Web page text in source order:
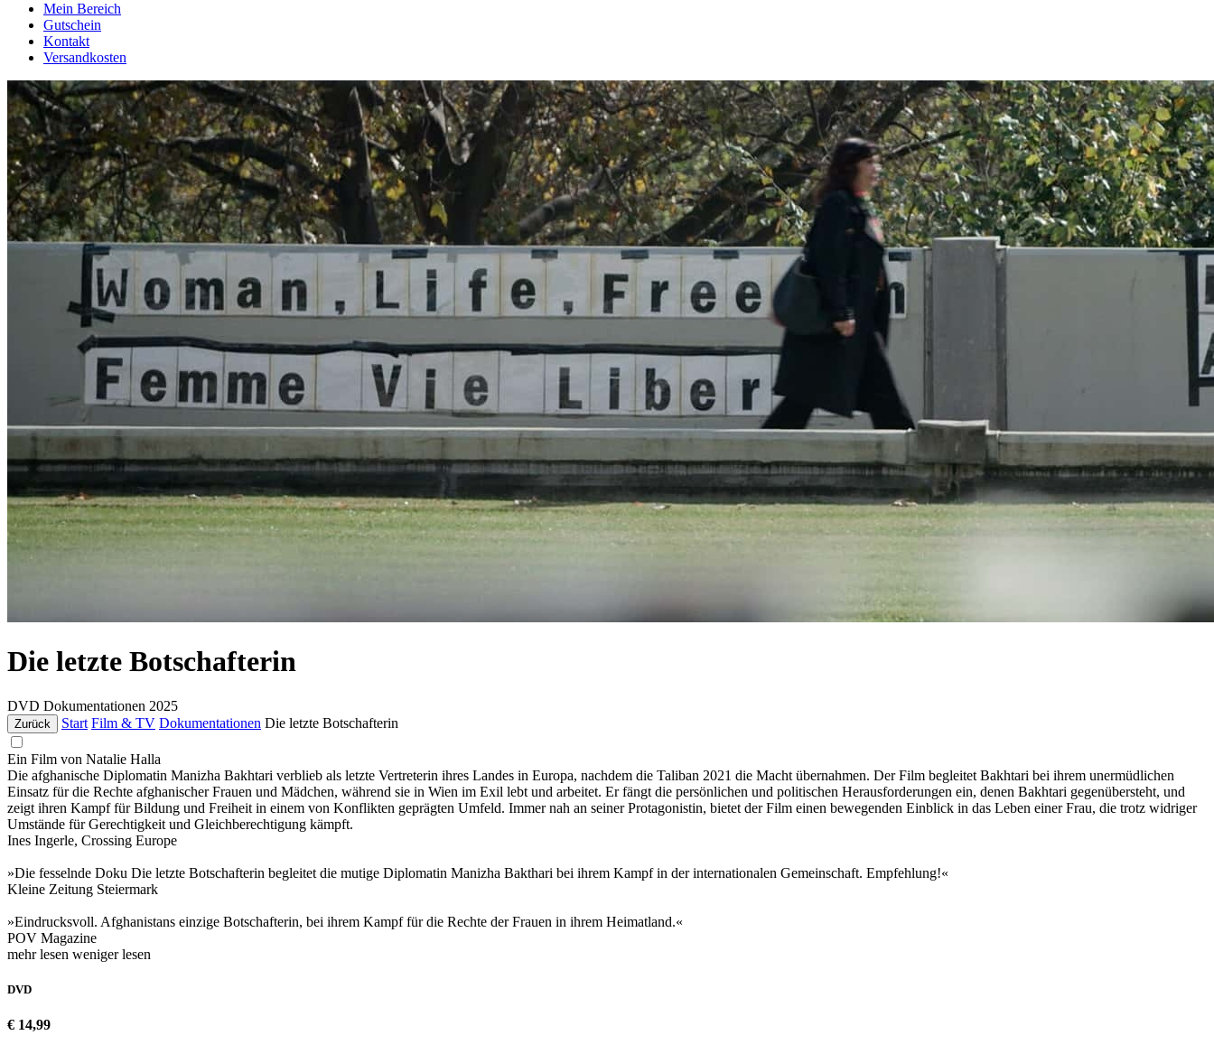
Mein Bereich
Gutschein
Kontakt
Versandkosten
Die letzte Botschafterin
DVD Dokumentationen 2025
Zurück Start Film & TV Dokumentationen Die letzte Botschafterin
Ein Film von Natalie Halla
Die afghanische Diplomatin Manizha Bakhtari verblieb als letzte Vertreterin ihres Landes in Europa, nachdem die Taliban 2021 die Macht übernahmen. Der Film begleitet Bakhtari bei ihrem unermüdlichen
Einsatz für die Rechte afghanischer Frauen und Mädchen, während sie in Wien im Exil lebt und arbeitet. Er fängt die persönlichen und politischen Herausforderungen ein, denen Bakhtari gegenübersteht, und
zeigt ihren Kampf für Bildung und Freiheit in einem von Konflikten geprägten Umfeld. Immer nah an seiner Protagonistin, bietet der Film einen bewegenden Einblick in das Leben einer Frau, die trotz widriger
Umstände für Gerechtigkeit und Gleichberechtigung kämpft.
Ines Ingerle, Crossing Europe
»Die fesselnde Doku Die letzte Botschafterin begleitet die mutige Diplomatin Manizha Bakthari bei ihrem Kampf in der internationalen Gemeinschaft. Empfehlung!«
Kleine Zeitung Steiermark
»Eindrucksvoll. Afghanistans einzige Botschafterin, bei ihrem Kampf für die Rechte der Frauen in ihrem Heimatland.«
POV Magazine
mehr lesen weniger lesen
DVD
€ 14,99